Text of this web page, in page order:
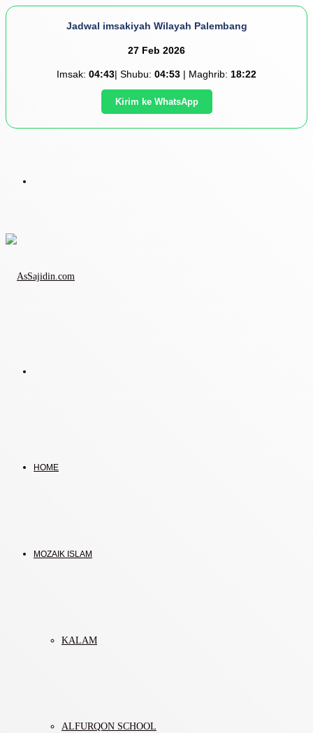
Jadwal imsakiyah Wilayah Palembang
27 Feb 2026
Imsak: 04:43| Shubu: 04:53 | Maghrib: 18:22
Kirim ke WhatsApp
HOME
MOZAIK ISLAM
KALAM
ALFURQON SCHOOL